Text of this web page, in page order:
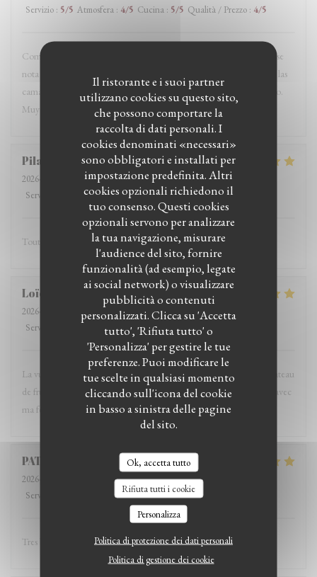
Il ristorante e i suoi partner
utilizzano cookies su questo sito,
che possono comportare la
raccolta di dati personali. I
cookies denominati «necessari»
sono obbligatori e installati per
impostazione predefinita. Altri
cookies opzionali richiedono il
tuo consenso. Questi cookies
opzionali servono per analizzare
la tua navigazione, misurare
l'audience del sito, fornire
funzionalità (ad esempio, legate
ai social network) o visualizzare
pubblicità o contenuti
personalizzati. Clicca su 'Accetta
tutto', 'Rifiuta tutto' o
'Personalizza' per gestire le tue
preferenze. Puoi modificare le
tue scelte in qualsiasi momento
cliccando sull'icona del cookie
in basso a sinistra delle pagine
del sito.
Ok, accetta tutto
Rifiuta tutti i cookie
Personalizza
Politica di protezione dei dati personali
Politica di gestione dei cookie
Servizio : 5/5 Atmosfera : 4/5 Cucina : 5/5 Qualità / Prezzo : 4/5
Comimos un menú con navajas y merluza y todo estaba buenísimo, se
nota que el producto es fresco. Pero lo que más destacaría es el trato: las
camareras espectaculares, muy atentas y simpáticas en todo momento.
Muy recomendable!
Pilar
2026-07-20
- 14:15 - Ospiti 4
Servizio
Atmosfera: 4/5 Cucina: 4/5 Qualità / Prezzo
Tout perfect Tres aimables
Loïc
2026-07-19
- 19:00 - Ospiti 2
Servizio
Atmosfera:5/5 Cucina:5 /5 Qualità / Prezzo
La vue, le choix de la table, le service, le calme et bien entendu le plateau
de fruits mer étaient merveilleux. Ce fût un excellent moment passé avec
ma femme pour son anniversaire. Merci à tous et à bientôt.
PATRICIA
2026-07-19
- 12:30 - Ospiti 3
Servizio
:5/5 Cucina:5/5 Qualità / Prezzo
Tres bonne sole